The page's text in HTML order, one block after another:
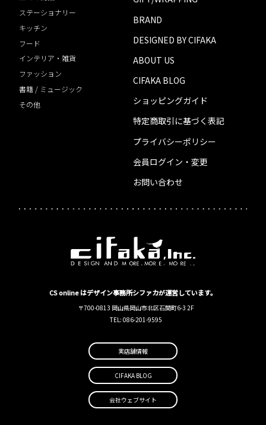
ステーショナリー
キッチン
フード
インテリア・雑貨
ファッション
書籍 / ミュージック
その他
BRAND
DESIGNED BY CIFAKA
ABOUT US
CIFAKA BLOG
ショッピングガイド
特定商取引に基づく表記
プライバシーポリシー
会員ログイン・変更
お問い合わせ
CS online はデザイン事務所シファカが運営しています。
〒700-0813 岡山県岡山市北区石関町6-3 2F
TEL: 086-201-9595
実店舗情報
CIFAKA BLOG
会社ウェブサイト